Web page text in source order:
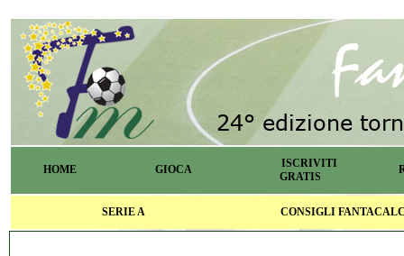
HOME GIOCA
ISCRIVITI
GRATIS
SERIE A CONSIGLI